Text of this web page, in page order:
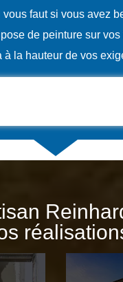
vous faut si vous avez
de peinture sur vos
à la hauteur de vos